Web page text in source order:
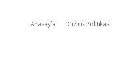
Anasayfa Gizlilik Politikası